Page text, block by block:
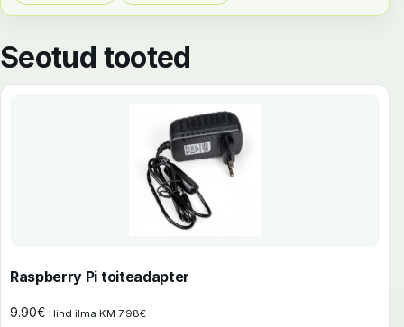
Seotud tooted
Raspberry Pi toiteadapter
9.90€ Hind ilma KM 7.98€